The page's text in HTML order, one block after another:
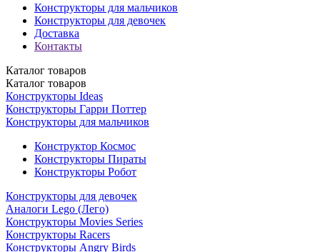
Конструкторы для мальчиков
Конструкторы для девочек
Доставка
Контакты
Каталог товаров
Каталог товаров
Конструкторы Ideas
Конструкторы Гарри Поттер
Конструкторы для мальчиков
Конструктор Космос
Конструкторы Пираты
Конструкторы Робот
Конструкторы для девочек
Аналоги Lego (Лего)
Конструкторы Movies Series
Конструкторы Racers
Конструкторы Angry Birds